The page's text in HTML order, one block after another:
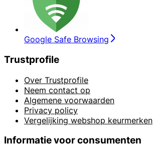
Google Safe Browsing
Trustprofile
Over Trustprofile
Neem contact op
Algemene voorwaarden
Privacy policy
Vergelijking webshop keurmerken
Informatie voor consumenten